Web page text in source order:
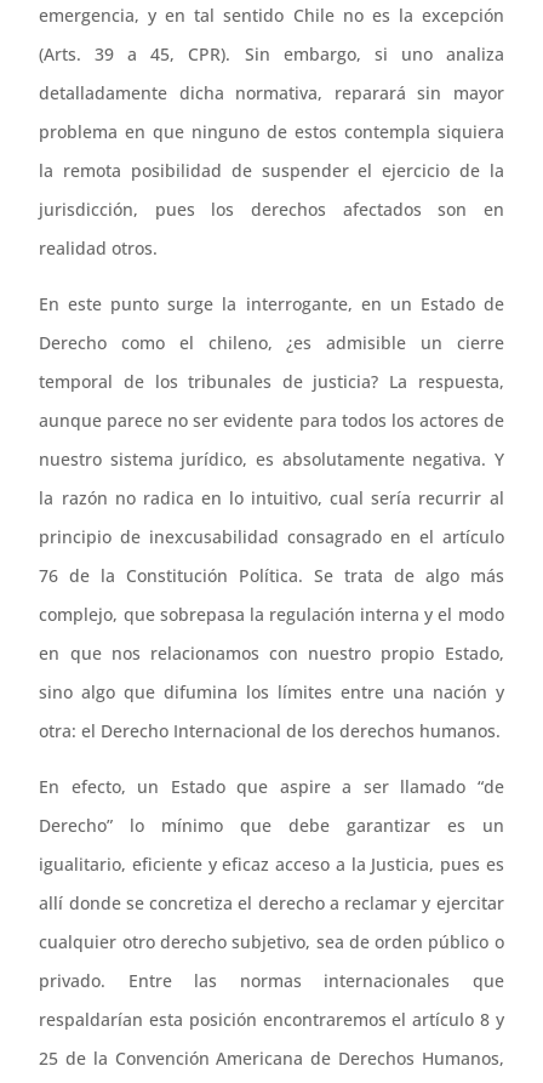
emergencia, y en tal sentido Chile no es la excepción
(Arts. 39 a 45, CPR). Sin embargo, si uno analiza
detalladamente dicha normativa, reparará sin mayor
problema en que ninguno de estos contempla siquiera
la remota posibilidad de suspender el ejercicio de la
jurisdicción, pues los derechos afectados son en
realidad otros.
En este punto surge la interrogante, en un Estado de
Derecho como el chileno, ¿es admisible un cierre
temporal de los tribunales de justicia? La respuesta,
aunque parece no ser evidente para todos los actores de
nuestro sistema jurídico, es absolutamente negativa. Y
la razón no radica en lo intuitivo, cual sería recurrir al
principio de inexcusabilidad consagrado en el artículo
76 de la Constitución Política. Se trata de algo más
complejo, que sobrepasa la regulación interna y el modo
en que nos relacionamos con nuestro propio Estado,
sino algo que difumina los límites entre una nación y
otra: el Derecho Internacional de los derechos humanos.
En efecto, un Estado que aspire a ser llamado “de
Derecho” lo mínimo que debe garantizar es un
igualitario, eficiente y eficaz acceso a la Justicia, pues es
allí donde se concretiza el derecho a reclamar y ejercitar
cualquier otro derecho subjetivo, sea de orden público o
privado. Entre las normas internacionales que
respaldarían esta posición encontraremos el artículo 8 y
25 de la Convención Americana de Derechos Humanos,